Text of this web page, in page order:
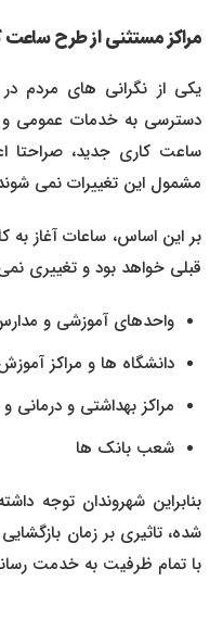
مراکز مستثنی از طرح ساعت
یکی از نگرانی های مردم در
دسترسی به خدمات عمومی و
ساعت کاری جدید، صراحتا
مشمول این تغییرات نمی شوند.
بر این اساس، ساعات آغاز به
قبلی خواهد بود و تغییری نمی
واحدهای آموزشی و مدارس
دانشگاه ها و مراکز آموزش
مراکز بهداشتی و درمانی و
شعب بانک ها
بنابراین شهروندان توجه
شده، تاثیری بر زمان بازگشایی
با تمام ظرفیت به خدمت رسانی